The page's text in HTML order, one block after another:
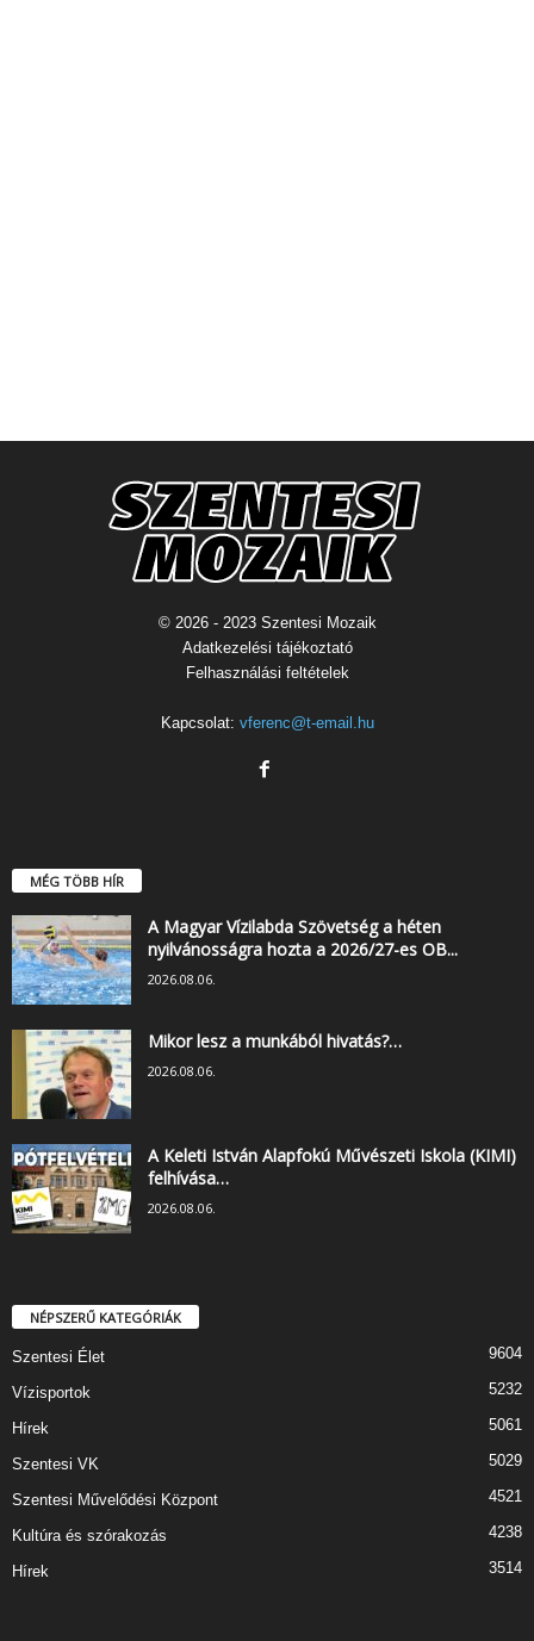
© 2026 - 2023 Szentesi Mozaik
Adatkezelési tájékoztató
Felhasználási feltételek
Kapcsolat: vferenc@t-email.hu
MÉG TÖBB HÍR
A Magyar Vízilabda Szövetség a héten
nyilvánosságra hozta a 2026/27-es OB...
2026.08.06.
Mikor lesz a munkából hivatás?…
2026.08.06.
A Keleti István Alapfokú Művészeti Iskola (KIMI)
felhívása…
2026.08.06.
NÉPSZERŰ KATEGÓRIÁK
Szentesi Élet 9604
Vízisportok 5232
Hírek 5061
Szentesi VK 5029
Szentesi Művelődési Központ 4521
Kultúra és szórakozás 4238
Hírek 3514